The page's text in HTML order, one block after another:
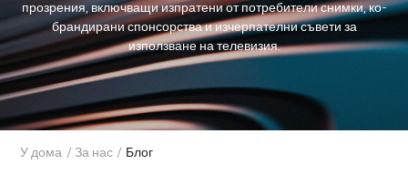
прозрения, включващи изпратени от потребители снимки, ко-
брандирани спонсорства и изчерпателни съвети за
използване на телевизия.
У дома / За нас / Блог